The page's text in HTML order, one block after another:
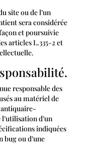
site ou de l’un
sera considérée
et poursuivie
articles L.335-2 et
responsable des
au matériel de
antiquaire-
d’un
indiquées
bug ou d’une